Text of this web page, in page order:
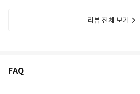
리뷰 전체 보기
FAQ